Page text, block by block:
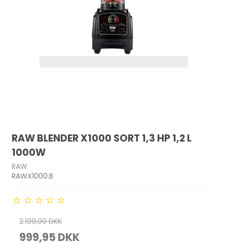
RAW BLENDER X1000 SORT 1,3 HP 1,2 L
1000W
RAW
RAWX1000.B
2.199,00 DKK
999,95 DKK